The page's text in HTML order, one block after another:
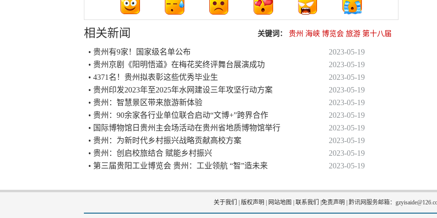
相关新闻 关键词： 贵州 海峡 博览会 旅游 第十八届
• 贵州有9家！国家级名单公布
2023-05-19
• 贵州京剧《阳明悟道》在梅花奖终评舞台展演成功
2023-05-19
• 4371名！贵州拟表彰这些优秀毕业生
2023-05-19
• 贵州印发2023年至2025年水网建设三年攻坚行动方案
2023-05-19
• 贵州：智慧景区带来旅游新体验
2023-05-19
• 贵州：90余家各行业单位联合启动“文博+”跨界合作
2023-05-19
• 国际博物馆日贵州主会场活动在贵州省地质博物馆举行
2023-05-19
• 贵州：为新时代乡村振兴战略贡献高校方案
2023-05-19
• 贵州：创启校旅结合 赋能乡村振兴
2023-05-19
• 第三届贵阳工业博览会 贵州：工业领航 “智”造未来
2023-05-19
关于我们 版权声明 网站地图 联系我们 免责声明 黔讯网服务邮箱：